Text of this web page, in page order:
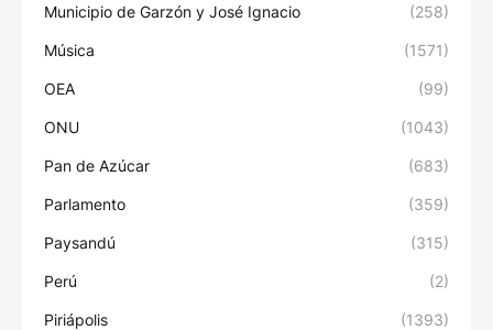
Municipio de Garzón y José Ignacio (258)
Música (1571)
OEA (99)
ONU (1043)
Pan de Azúcar (683)
Parlamento (359)
Paysandú (315)
Perú (2)
Piriápolis (1393)